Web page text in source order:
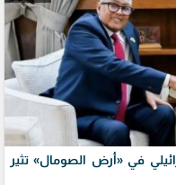
في «أرض الصومال» تثير